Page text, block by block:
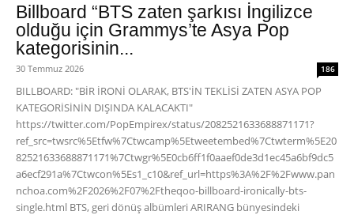
Billboard “BTS zaten şarkısı İngilizce
olduğu için Grammys’te Asya Pop
kategorisinin...
30 Temmuz 2026 186
BILLBOARD: "BİR İRONİ OLARAK, BTS'İN TEKLİSİ ZATEN ASYA POP
KATEGORİSİNİN DIŞINDA KALACAKTI"
https://twitter.com/PopEmpirex/status/2082521633688871171?
ref_src=twsrc%5Etfw%7Ctwcamp%5Etweetembed%7Ctwterm%5E20
82521633688871171%7Ctwgr%5E0cb6ff1f0aaef0de3d1ec45a6bf9dc5
a6ecf291a%7Ctwcon%5Es1_c10&ref_url=https%3A%2F%2Fwww.pan
nchoa.com%2F2026%2F07%2Ftheqoo-billboard-ironically-bts-
single.html BTS, geri dönüş albümleri ARIRANG bünyesindeki